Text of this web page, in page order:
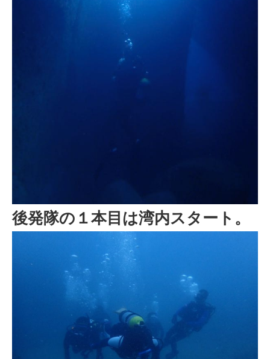
後発隊の１本目は湾内スタート。